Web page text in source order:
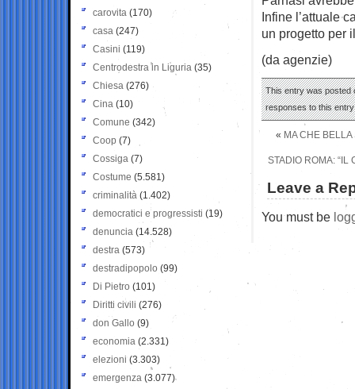
Infine l’attuale
un progetto per
(da agenzie)
This entry was posted
responses to this
« MA CHE
STADIO ROMA: “IL
Leave a
You must be
carovita (170)
casa (247)
Casini (119)
Centrodestra in Liguria (35)
Chiesa (276)
Cina (10)
Comune (342)
Coop (7)
Cossiga (7)
Costume (5.581)
criminalità (1.402)
democratici e progressisti (19)
denuncia (14.528)
destra (573)
destradipopolo (99)
Di Pietro (101)
Diritti civili (276)
don Gallo (9)
economia (2.331)
elezioni (3.303)
emergenza (3.077)